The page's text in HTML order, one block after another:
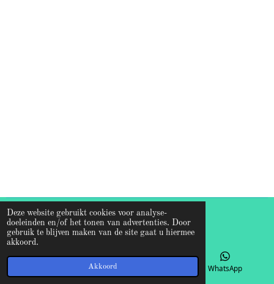
Deze website gebruikt cookies voor analyse-
doeleinden en/of het tonen van advertenties. Door
gebruik te blijven maken van de site gaat u hiermee
akkoord.
Akkoord
© 2026 Francisca de Vreede
WhatsApp